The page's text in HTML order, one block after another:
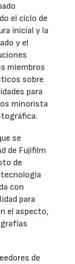
el ciclo de
inicial y la
y el
miembros
sobre
para
minorista
se
de Fujifilm
de
con
para
el aspecto,
de